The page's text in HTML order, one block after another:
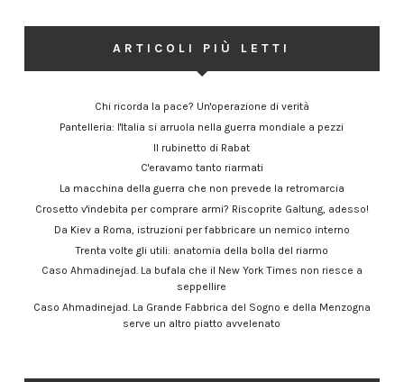
ARTICOLI PIÙ LETTI
Chi ricorda la pace? Un'operazione di verità
Pantelleria: l'Italia si arruola nella guerra mondiale a pezzi
Il rubinetto di Rabat
C'eravamo tanto riarmati
La macchina della guerra che non prevede la retromarcia
Crosetto v'indebita per comprare armi? Riscoprite Galtung, adesso!
Da Kiev a Roma, istruzioni per fabbricare un nemico interno
Trenta volte gli utili: anatomia della bolla del riarmo
Caso Ahmadinejad. La bufala che il New York Times non riesce a
seppellire
Caso Ahmadinejad. La Grande Fabbrica del Sogno e della Menzogna
serve un altro piatto avvelenato